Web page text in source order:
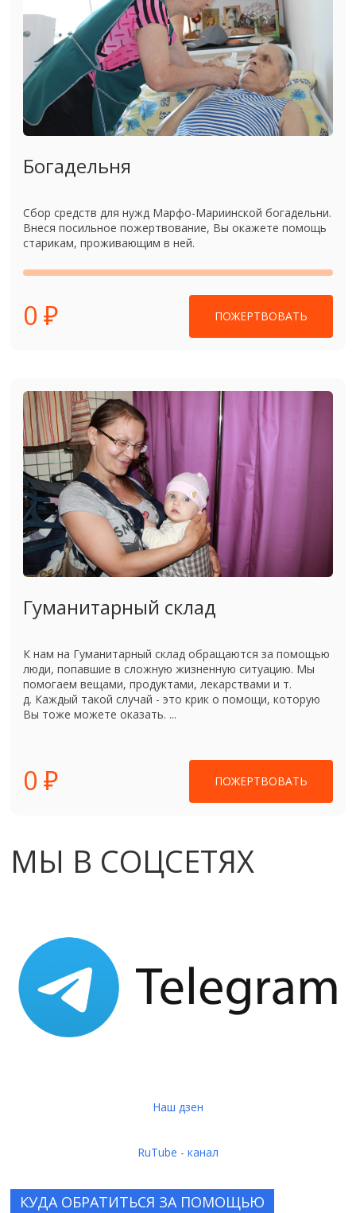
Богадельня
Сбор средств для нужд Марфо-Мариинской богадельни.
Внеся посильное пожертвование, Вы окажете помощь
старикам, проживающим в ней.
0 ₽ ПОЖЕРТВОВАТЬ
Гуманитарный склад
К нам на Гуманитарный склад обращаются за помощью
люди, попавшие в сложную жизненную ситуацию. Мы
помогаем вещами, продуктами, лекарствами и т.
д. Каждый такой случай - это крик о помощи, которую
Вы тоже можете оказать. ...
0 ₽ ПОЖЕРТВОВАТЬ
МЫ В СОЦСЕТЯХ
Наш дзен
RuTube - канал
КУДА ОБРАТИТЬСЯ ЗА ПОМОЩЬЮ